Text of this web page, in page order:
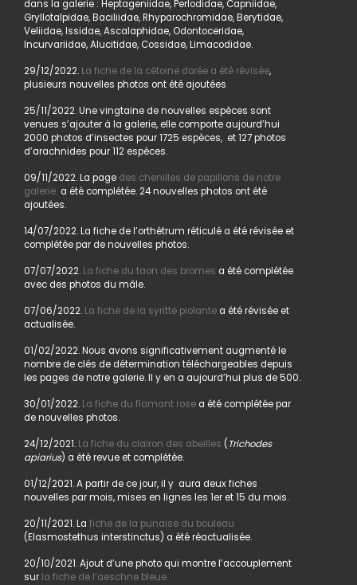
dans la galerie : Heptageniidae, Perlodidae, Capniidae,
Gryllotalpidae, Baciliidae, Rhyparochromidae, Berytidae,
Veliidae, Issidae, Ascalaphidae, Odontoceridae,
Incurvariidae, Alucitidae, Cossidae, Limacodidae.
29/12/2022. La fiche de la cétoine dorée a été révisée,
plusieurs nouvelles photos ont été ajoutées
25/11/2022. Une vingtaine de nouvelles espèces sont
venues s’ajouter à la galerie, elle comporte aujourd’hui
2000 photos d’insectes pour 1725 espèces, et 127 photos
d’arachnides pour 112 espèces.
09/11/2022. La page des chenilles de papillons de notre
galerie a été complétée. 24 nouvelles photos ont été
ajoutées.
14/07/2022. La fiche de l’orthétrum réticulé a été révisée et
complétée par de nouvelles photos.
07/07/2022. La fiche du taon des bromes a été complétée
avec des photos du mâle.
07/06/2022. La fiche de la syritte piolantea été révisée et
actualisée.
01/02/2022. Nous avons significativement augmenté le
nombre de clés de détermination téléchargeables depuis
les pages de notre galerie. Il y en a aujourd’hui plus de 500.
30/01/2022. La fiche du flamant rosea été complétée par
de nouvelles photos.
24/12/2021. La fiche du clairon des abeilles (Trichodes
apiarius) a été revue et complétée.
01/12/2021. A partir de ce jour, il y aura deux fiches
nouvelles par mois, mises en lignes les 1er et 15 du mois.
20/11/2021. La fiche de la punaise du bouleau
(Elasmostethus interstinctus) a été réactualisée.
20/10/2021. Ajout d’une photo qui montre l’accouplement
sur la fiche de l’aeschne bleue.